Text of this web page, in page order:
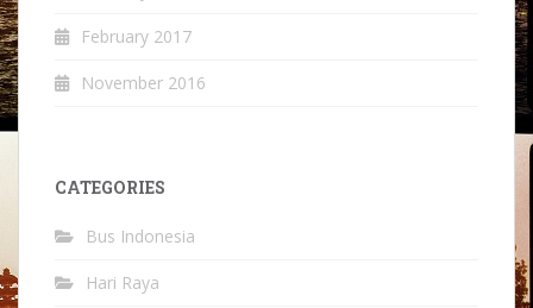
February 2017
November 2016
CATEGORIES
Bus Indonesia
Hari Raya